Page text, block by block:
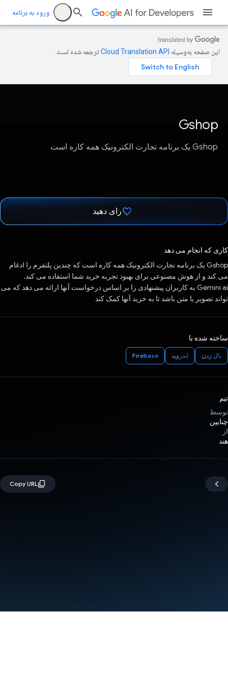
ورود به برنامه
این صفحه به‌وسیله ترجمه شده است.
Gshop
Gshop یک برنامه تجارت الکترونیک همه کاره است
رای دهید
کاری که انجام می دهد
Gshop یک برنامه تجارت الکترونیک همه کاره است که چندین پلتفرم را ادغام
می کند و از هوش مصنوعی برای بهبود تجربه خرید شما استفاده می کند.
Gemini ai به کاربران پیشنهادی را بر اساس درخواست آنها ارائه می دهد که می
تواند تصویر یا متن باشد تا به خرید آنها کمک کند
ساخته شده با
بال زدن اندروید Firebase
تیم
توسط
چنایین
از
هند